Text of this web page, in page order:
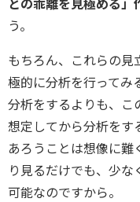
との乖離を見極める」
う。
もちろん、これらの見
極的に分析を行ってみ
分析をするよりも、こ
想定してから分析をす
あろうことは想像に難
り見るだけでも、少
可能なのですから。